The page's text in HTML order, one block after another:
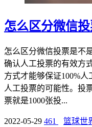
怎么区分微信
怎么区分微信投票是不
确认人工投票的有效方
方式才能够保证100%
人工投票的可能性。投
票就是1000张投...
2022-05-29 461 篮球世